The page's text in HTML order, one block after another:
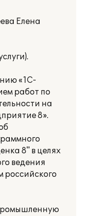
Елена
«1С-
работ по
на
8».
8" в целях
ведения
российского